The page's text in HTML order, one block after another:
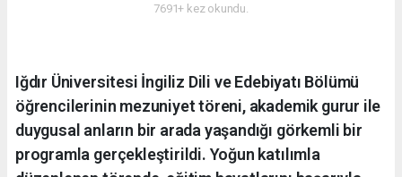
7691+ kez okundu.
Iğdır Üniversitesi İngiliz Dili ve Edebiyatı Bölümü
öğrencilerinin mezuniyet töreni, akademik gurur ile
duygusal anların bir arada yaşandığı görkemli bir
programla gerçekleştirildi. Yoğun katılımla